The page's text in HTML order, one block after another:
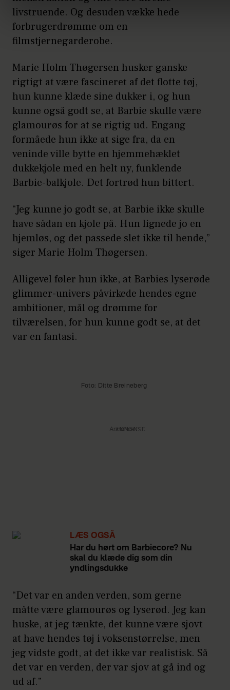
livstruende. Og desuden vække hede
forbrugerdrømme om en
filmstjernegarderobe.
Marie Holm Thøgersen husker ganske
rigtigt at være fascineret af det flotte tøj,
hun kunne klæde sine dukker i, og hun
kunne også godt se, at Barbie skulle være
glamourøs for at se rigtig ud. Engang
formåede hun ikke at sige fra, da en
veninde ville bytte en hjemmehæklet
dukkekjole med en helt ny, funklende
Barbie-balkjole. Det fortrød hun bittert.
“Jeg kunne jo godt se, at Barbie ikke skulle
have sådan en kjole på. Hun lignede jo en
hjemløs, og det passede slet ikke til hende,”
siger Marie Holm Thøgersen.
Alligevel føler hun ikke, at Barbies lyserøde
glimmer-univers påvirkede hendes egne
ambitioner, mål og drømme for
tilværelsen, for hun kunne godt se, at det
var en fantasi.
Foto: Ditte Breineberg
Annonce
LÆS OGSÅ
Har du hørt om Barbiecore? Nu
skal du klæde dig som din
yndlingsdukke
“Det var en anden verden, som gerne
måtte være glamourøs og lyserød. Jeg kan
huske, at jeg tænkte, det kunne være sjovt
at have hendes tøj i voksenstørrelse, men
jeg vidste godt, at det ikke var realistisk. Så
det var en verden, der var sjov at gå ind og
ud af.”